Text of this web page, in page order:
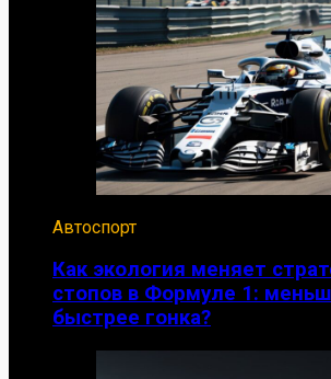
Автоспорт
Как экология меняет
стопов в Формуле 1:
быстрее гонка?